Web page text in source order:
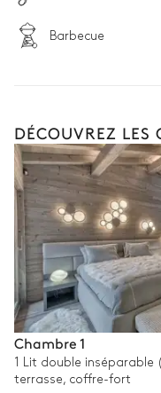
Barbecue
DÉCOUVREZ LES
Chambre 1
1 Lit double inséparable
terrasse, coffre-fort